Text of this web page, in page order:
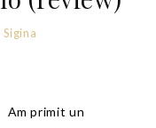
Sigina
Am primit un